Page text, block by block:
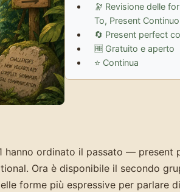
🔭 Revisione delle
To, Present
🔄 Present perfect
🆓 Gratuito e aperto
⭐ Continua
hanno ordinato il passato — present
Ora è disponibile il secondo
forme più espressive per parlare